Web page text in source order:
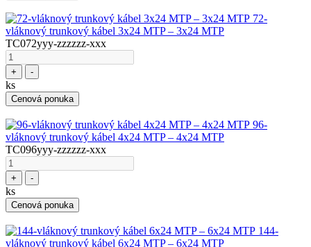
72-
vláknový trunkový kábel 3x24 MTP – 3x24 MTP
TC072yyy-zzzzzz-xxx
+ -
ks
Cenová ponuka
96-
vláknový trunkový kábel 4x24 MTP – 4x24 MTP
TC096yyy-zzzzzz-xxx
+ -
ks
Cenová ponuka
144-
vláknový trunkový kábel 6x24 MTP – 6x24 MTP